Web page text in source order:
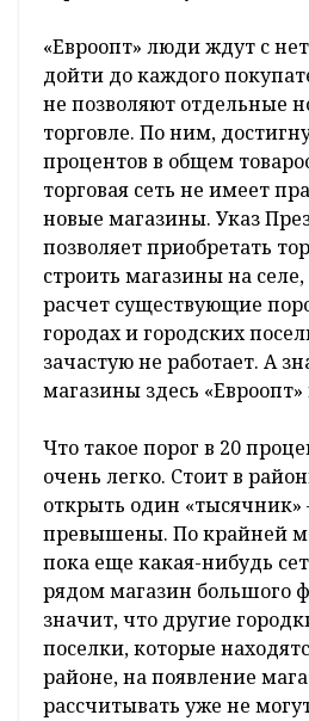
«Евроопт» люди ждут с
дойти до каждого
не позволяют отдельные
торговле. По ним,
процентов в общем
торговая сеть не имеет
новые магазины. Указ
позволяет приобретать
строить магазины на
расчет существующие
городах и городских
зачастую не работает. А
магазины здесь
Что такое порог в 20
очень легко. Стоит в
открыть один
превышены. По крайней
пока еще какая-нибудь
рядом магазин большого
значит, что другие
поселки, которые
районе, на появление
рассчитывать уже не